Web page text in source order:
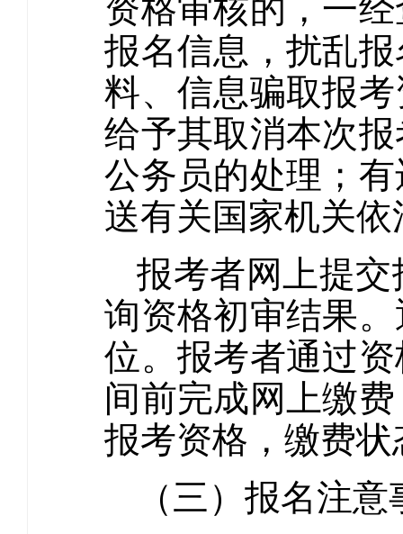
资格审核的，一
报名信息，扰乱
料、信息骗取报
给予其取消本次
公务员的处理；
送有关国家机关
报考者网上提
询资格初审结果
位。报考者通过
间前完成网上缴
报考资格，缴费
（三）报名注意